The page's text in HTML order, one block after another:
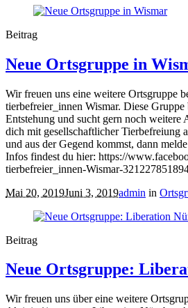
Beitrag
Neue Ortsgruppe in
Wir freuen uns eine weitere Ortsgruppe
tierbefreier_innen Wismar. Diese
Entstehung und sucht gern noch
dich mit gesellschaftlicher Tierbefreiung
und aus der Gegend kommst, dann
Infos findest du hier: https://
tierbefreier_innen-Wismar-
Mai 20, 2019Juni 3, 2019admin in
Beitrag
Neue Ortsgruppe:
Wir freuen uns über eine weitere